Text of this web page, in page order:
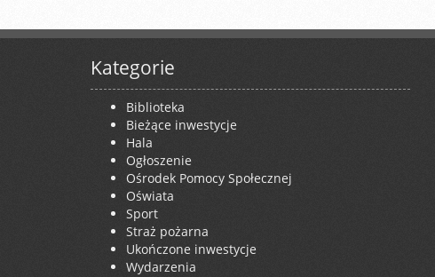
Kategorie
Biblioteka
Bieżące inwestycje
Hala
Ogłoszenie
Ośrodek Pomocy Społecznej
Oświata
Sport
Straż pożarna
Ukończone inwestycje
Wydarzenia